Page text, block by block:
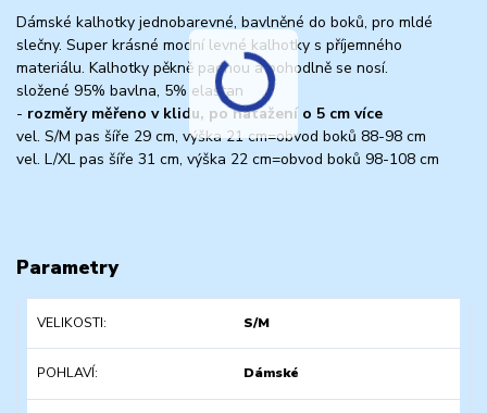
Dámské kalhotky jednobarevné, bavlněné do boků, pro mldé
slečny. Super krásné modní levné kalhotky s příjemného
materiálu. Kalhotky pěkně padnou a pohodlně se nosí.
složené 95% bavlna, 5% elastan
- rozměry měřeno v klidu, po natažení o 5 cm více
vel. S/M pas šíře 29 cm, výška 21 cm=obvod boků 88-98 cm
vel. L/XL pas šíře 31 cm, výška 22 cm=obvod boků 98-108 cm
Parametry
VELIKOSTI S/M
POHLAVÍ Dámské